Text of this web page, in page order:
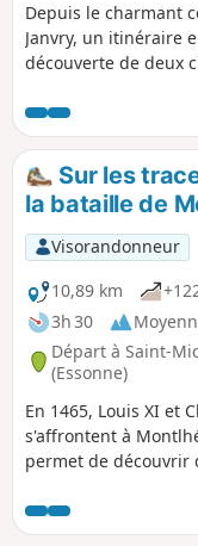
Depuis le charmant
Janvry, un itinéraire
découverte de deux
champs cultivés et en
Sur les
la bataille de
Visorandonneur
10,89 km
3h 30
Départ à Saint-
(Essonne)
En 1465, Louis XI et
s'affrontent à
permet de découvrir
de cet affrontement
Montlhéry, champ